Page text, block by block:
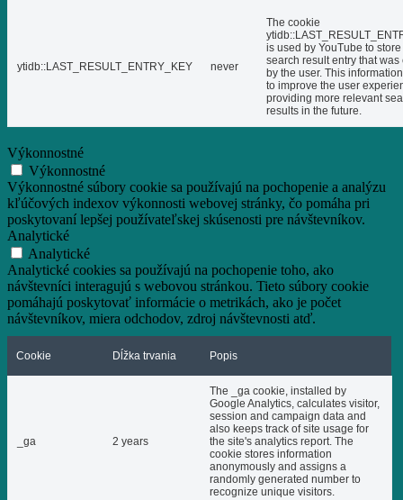
ytidb::LAST_RESULT_ENTRY_KEY never
The cookie
is used by YouTube to
search result entry that was
by the user. This
to improve the user
providing more relevant
results in the future.
Výkonnostné
Výkonnostné
Výkonnostné súbory cookie sa používajú na pochopenie a analýzu
kľúčových indexov výkonnosti webovej stránky, čo pomáha pri
poskytovaní lepšej používateľskej skúsenosti pre návštevníkov.
Analytické
Analytické
Analytické cookies sa používajú na pochopenie toho, ako
návštevníci interagujú s webovou stránkou. Tieto súbory cookie
pomáhajú poskytovať informácie o metrikách, ako je počet
návštevníkov, miera odchodov, zdroj návštevnosti atď.
Cookie Dĺžka trvania Popis
_ga 2 years
The _ga cookie, installed by
Google Analytics, calculates visitor,
session and campaign data and
also keeps track of site usage for
the site's analytics report. The
cookie stores information
anonymously and assigns a
randomly generated number to
recognize unique visitors.